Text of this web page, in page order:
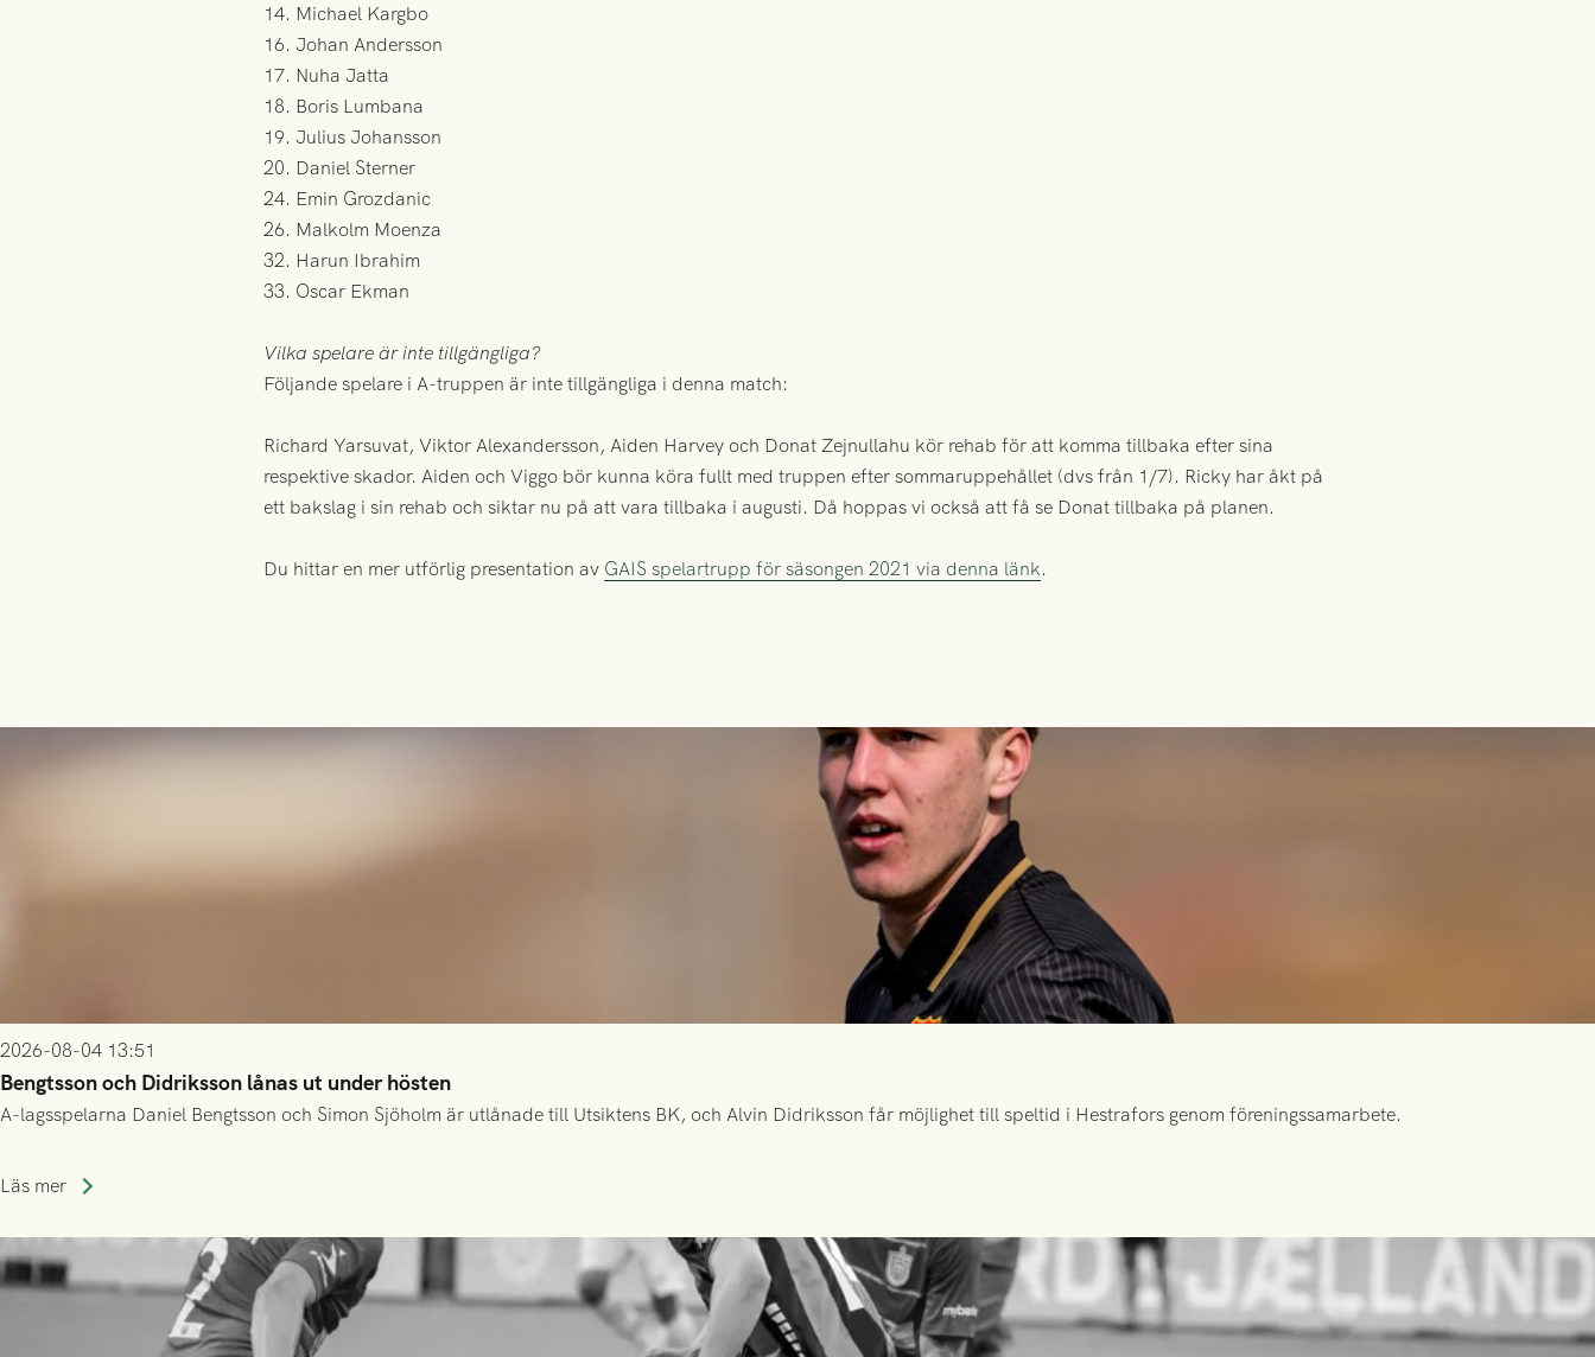
14. Michael Kargbo
16. Johan Andersson
17. Nuha Jatta
18. Boris Lumbana
19. Julius Johansson
20. Daniel Sterner
24. Emin Grozdanic
26. Malkolm Moenza
32. Harun Ibrahim
33. Oscar Ekman
Vilka spelare är inte tillgängliga?
Följande spelare i A-truppen är inte tillgängliga i denna match:
Richard Yarsuvat, Viktor Alexandersson, Aiden Harvey och Donat Zejnullahu kör rehab för att komma tillbaka efter sina
respektive skador. Aiden och Viggo bör kunna köra fullt med truppen efter sommaruppehållet (dvs från 1/7). Ricky har åkt på
ett bakslag i sin rehab och siktar nu på att vara tillbaka i augusti. Då hoppas vi också att få se Donat tillbaka på planen.
Du hittar en mer utförlig presentation av GAIS spelartrupp för säsongen 2021 via denna länk.
2026-08-04 13:51
Bengtsson och Didriksson lånas ut under hösten
A-lagsspelarna Daniel Bengtsson och Simon Sjöholm är utlånade till Utsiktens BK, och Alvin Didriksson får möjlighet till speltid i Hestrafors genom föreningssamarbete.
Läs mer